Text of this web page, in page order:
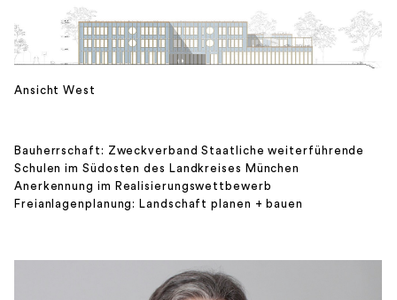
Ansicht West
Bauherrschaft: Zweckverband Staatliche weiterführende
Schulen im Südosten des Landkreises München
Anerkennung im Realisierungswettbewerb
Freianlagenplanung: Landschaft planen + bauen